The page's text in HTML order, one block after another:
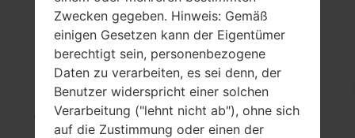
Firmware
LGE450B(LGE450B)
akaLG Optimus L5 II
Zwecken gegeben. Hinweis: Gemäß
einigen Gesetzen kann der Eigentümer
berechtigt sein, personenbezogene
Daten zu verarbeiten, es sei denn, der
Benutzer widerspricht einer solchen
Verarbeitung ("lehnt nicht ab"), ohne sich
auf die Zustimmung oder einen der